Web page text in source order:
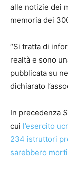
alle notizie dei
memoria dei
“Si tratta di
realtà e sono
pubblicata su
dichiarato
In precedenza
cui l’esercito
234 istruttori
sarebbero morti